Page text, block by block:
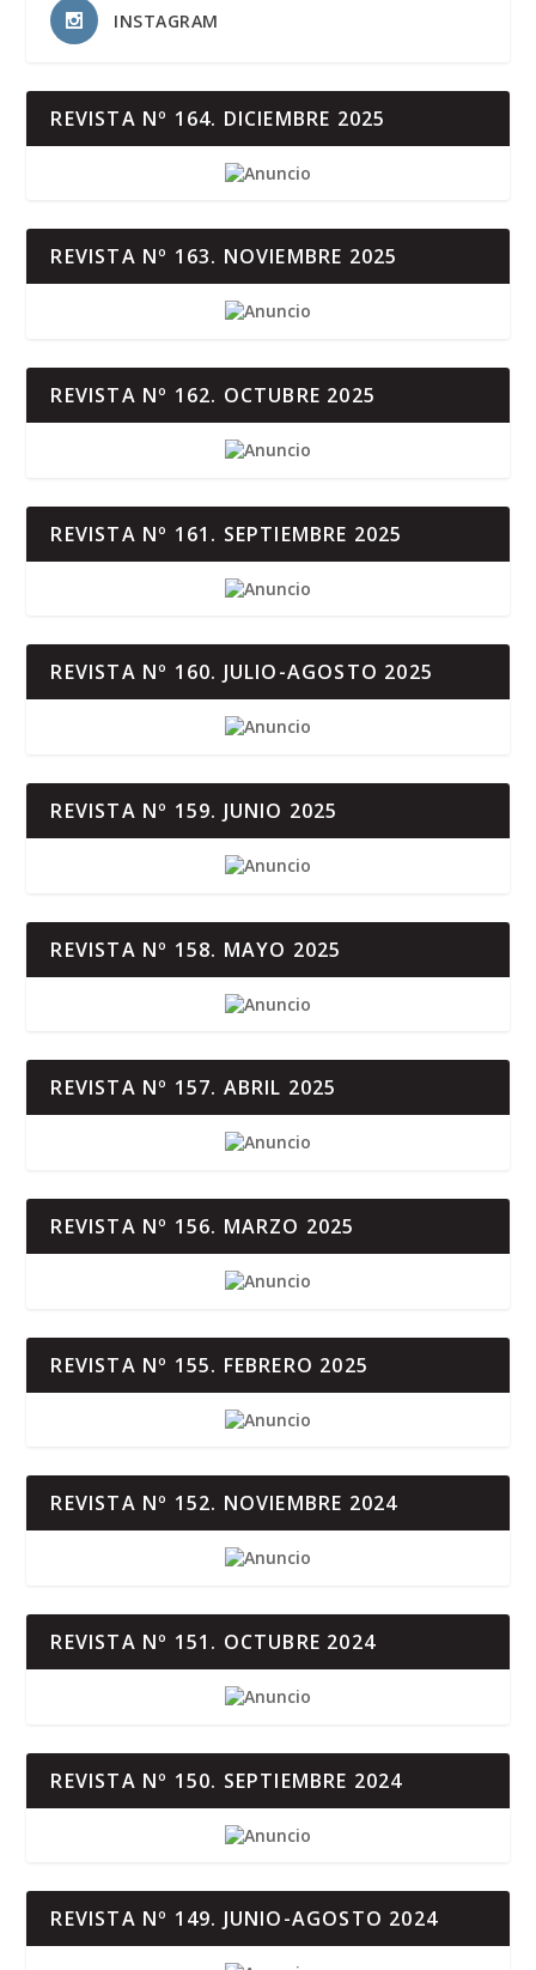
INSTAGRAM
REVISTA Nº 164. DICIEMBRE 2025
REVISTA Nº 163. NOVIEMBRE 2025
REVISTA Nº 162. OCTUBRE 2025
REVISTA Nº 161. SEPTIEMBRE 2025
REVISTA Nº 160. JULIO-AGOSTO 2025
REVISTA Nº 159. JUNIO 2025
REVISTA Nº 158. MAYO 2025
REVISTA Nº 157. ABRIL 2025
REVISTA Nº 156. MARZO 2025
REVISTA Nº 155. FEBRERO 2025
REVISTA Nº 152. NOVIEMBRE 2024
REVISTA Nº 151. OCTUBRE 2024
REVISTA Nº 150. SEPTIEMBRE 2024
REVISTA Nº 149. JUNIO-AGOSTO 2024